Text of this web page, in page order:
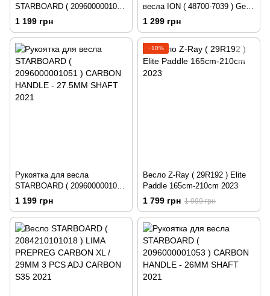
STARBOARD ( 2096000001050
) CARBON HANDLE - 29MM
SHAFT 2021
1 199 грн
весла ION ( 48700-7039 ) Gear
Protector Blade Bag 2023
1 299 грн
Рукоятка для весла
STARBOARD ( 2096000001051
) CARBON HANDLE - 27.5MM
SHAFT 2021
1 199 грн
−10%
Весло Z-Ray ( 29R192 ) Elite
Paddle 165cm-210cm 2023
1 799 грн 1 999 грн